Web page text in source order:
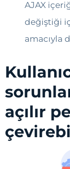
AJAX
değiştiği
amacıyla
açılır